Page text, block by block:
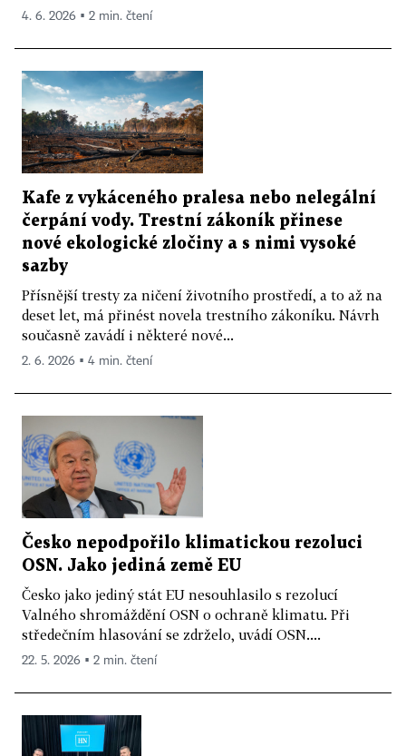
4. 6. 2026 ▪ 2 min. čtení
Kafe z vykáceného pralesa nebo nelegální
čerpání vody. Trestní zákoník přinese
nové ekologické zločiny a s nimi vysoké
sazby
Přísnější tresty za ničení životního prostředí, a to až na
deset let, má přinést novela trestního zákoníku. Návrh
současně zavádí i některé nové...
2. 6. 2026 ▪ 4 min. čtení
Česko nepodpořilo klimatickou rezoluci
OSN. Jako jediná země EU
Česko jako jediný stát EU nesouhlasilo s rezolucí
Valného shromáždění OSN o ochraně klimatu. Při
středečním hlasování se zdrželo, uvádí OSN....
22. 5. 2026 ▪ 2 min. čtení